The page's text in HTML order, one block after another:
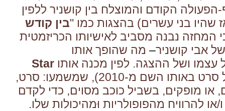
הקודם והמוצלח בין קושניר ללפין
שהיו בני עשרים) בהצגות כמו "בין קודש
המחזה נבנה מסביב לאישיותו הכריזמטית
אבי קושניר– מה שהופך אותו
ושל ההצגה. לפין מכנה אותו Star
(כשמו של סרט באותו השם מ-2010), שמשמעו: סרט,
או מופקים, בשביל כוכב מסוים, כדי לקדם
להרוויח מהפופולריות וּמהיכולות שלו.